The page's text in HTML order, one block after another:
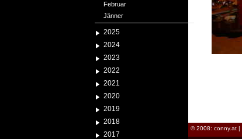
Februar
Jänner
2025
2024
2023
2022
2021
2020
2019
2018
2017
© 2008: conny.at |